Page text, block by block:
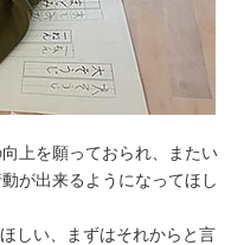
上を願っておられ、またい
が出来るようになってほし
しい、まずはそれからと言